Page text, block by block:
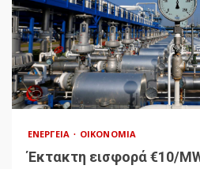
ΕΝΈΡΓΕΙΑ ΟΙΚΟΝΟΜΊΑ
Έκτακτη εισφορά €10/